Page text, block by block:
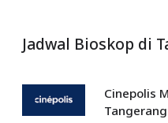
Jadwal Bioskop di
Cinepolis
Tangerang